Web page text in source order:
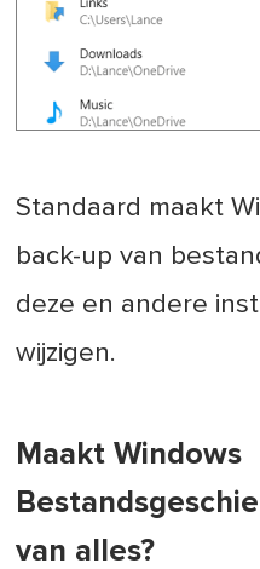
Standaard maakt
back-up van
deze en andere
wijzigen.
Maakt Windows
van alles?